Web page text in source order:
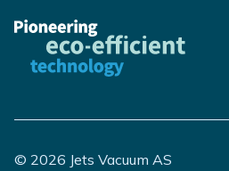
© 2026 Jets Vacuum AS